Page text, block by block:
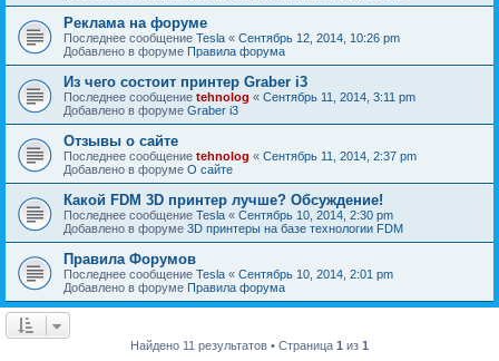
Реклама на форуме
Последнее сообщение Tesla « Сентябрь 12, 2014, 10:26 pm
Добавлено в форуме Правила форума
Из чего состоит принтер Graber i3
Последнее сообщение tehnolog « Сентябрь 11, 2014, 3:11 pm
Добавлено в форуме Graber i3
Отзывы о сайте
Последнее сообщение tehnolog « Сентябрь 11, 2014, 2:37 pm
Добавлено в форуме О сайте
Какой FDM 3D принтер лучше? Обсуждение!
Последнее сообщение Tesla « Сентябрь 10, 2014, 2:30 pm
Добавлено в форуме 3D принтеры на базе технологии FDM
Правила Форумов
Последнее сообщение Tesla « Сентябрь 10, 2014, 2:01 pm
Добавлено в форуме Правила форума
Найдено 11 результатов • Страница 1 из 1